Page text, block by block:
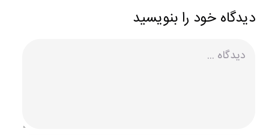
دیدگاه خود را بنویسید